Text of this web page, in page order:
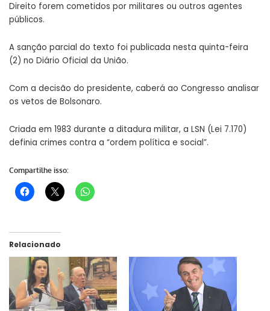
Direito forem cometidos por militares ou outros agentes
públicos.
A sanção parcial do texto foi publicada nesta quinta-feira
(2) no Diário Oficial da União.
Com a decisão do presidente, caberá ao Congresso analisar
os vetos de Bolsonaro.
Criada em 1983 durante a ditadura militar, a LSN (Lei 7.170)
definia crimes contra a “ordem política e social”.
Compartilhe isso:
Relacionado